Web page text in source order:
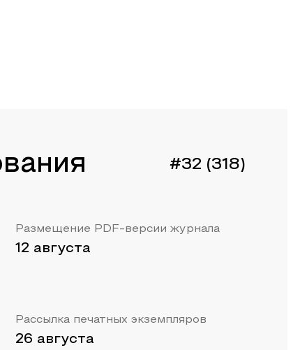
#32 (318)
Размещение PDF-версии журнала
12 августа
Рассылка печатных экземпляров
26 августа